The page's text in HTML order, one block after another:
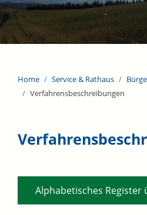
Home Service & Rathaus
Verfahrensbeschreibungen
Alphabetisches Register